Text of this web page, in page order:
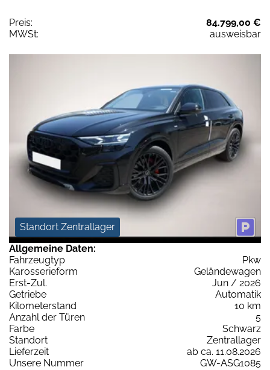
Preis:
84.799,00 €
MWSt:
ausweisbar
Standort Zentrallager
Allgemeine Daten:
Fahrzeugtyp
Pkw
Karosserieform
Geländewagen
Erst-Zul.
Jun / 2026
Getriebe
Automatik
Kilometerstand
10 km
Anzahl der Türen
5
Farbe
Schwarz
Standort
Zentrallager
Lieferzeit
ab ca. 11.08.2026
Unsere Nummer
GW-ASG1085